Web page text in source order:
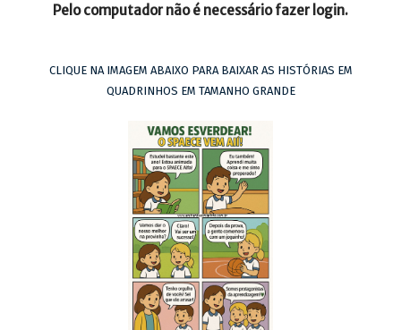
Pelo computador não é necessário fazer login.
CLIQUE NA IMAGEM ABAIXO PARA BAIXAR AS HISTÓRIAS EM
QUADRINHOS EM TAMANHO GRANDE